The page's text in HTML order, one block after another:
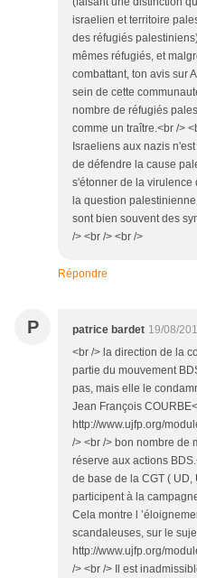
israelien et territoire
des réfugiés
mêmes réfugiés, et
combattant, ton avis sur
sein de cette
nombre de réfugiés
comme un traître.<br />
Israeliens aux nazis
de défendre la cause
s'étonner de la virulence
la question
sont bien souvent des
/> <br /> <br />
Répondre
P patrice bardet 19/08/
<br /> la direction de la
partie du mouvement
pas, mais elle le
Jean François
http://www.ujfp.org/
/> <br /> bon nombre de
réserve aux actions
de base de la CGT (
participent à la
Cela montre l
scandaleuses, sur le
http://www.ujfp.org/
/> <br /> Il est